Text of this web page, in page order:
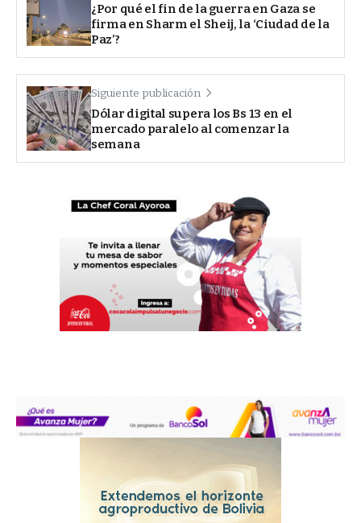
¿Por qué el fin de la guerra en Gaza se
firma en Sharm el Sheij, la ‘Ciudad de la
Paz’?
Siguiente publicación
Dólar digital supera los Bs 13 en el
mercado paralelo al comenzar la
semana